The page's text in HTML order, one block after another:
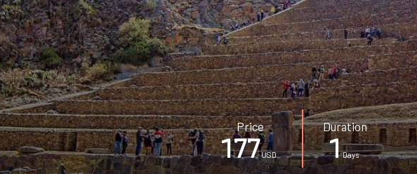
Price
177USD
Duration
1Days